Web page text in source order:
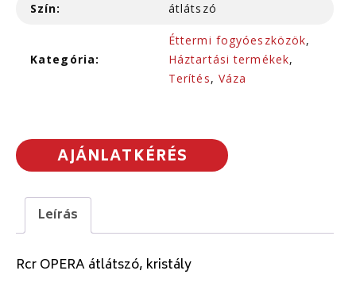
Szín: átlátszó
Kategória:
Éttermi fogyóeszközök,
Háztartási termékek,
Terítés, Váza
AJÁNLATKÉRÉS
Leírás
Rcr OPERA átlátszó, kristály